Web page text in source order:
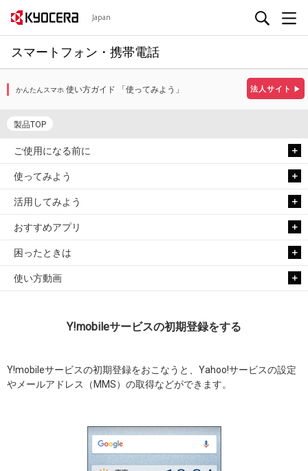
Japan
スマートフォン・携帯電話
法人サイト ▶
かんたんスマホ 使い方ガイド 「使ってみよう」
製品TOP
ご使用になる前に
使ってみよう
活用してみよう
おすすめアプリ
困ったときは
使い方動画
Y!mobileサービスの初期登録をする
Y!mobileサービスの初期登録をおこなうと、Yahoo!サービスの設定
やメールアドレス（MMS）の取得などができます。